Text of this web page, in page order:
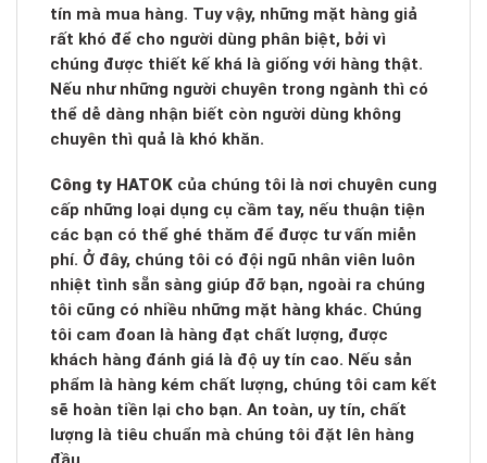
tín mà mua hàng. Tuy vậy, những mặt hàng giả
rất khó để cho người dùng phân biệt, bởi vì
chúng được thiết kế khá là giống với hàng thật.
Nếu như những người chuyên trong ngành thì có
thể dễ dàng nhận biết còn người dùng không
chuyên thì quả là khó khăn.
Công ty HATOK của chúng tôi là nơi chuyên cung
cấp những loại dụng cụ cầm tay, nếu thuận tiện
các bạn có thể ghé thăm để được tư vấn miễn
phí. Ở đây, chúng tôi có đội ngũ nhân viên luôn
nhiệt tình sẵn sàng giúp đỡ bạn, ngoài ra chúng
tôi cũng có nhiều những mặt hàng khác. Chúng
tôi cam đoan là hàng đạt chất lượng, được
khách hàng đánh giá là độ uy tín cao. Nếu sản
phẩm là hàng kém chất lượng, chúng tôi cam kết
sẽ hoàn tiền lại cho bạn. An toàn, uy tín, chất
lượng là tiêu chuẩn mà chúng tôi đặt lên hàng